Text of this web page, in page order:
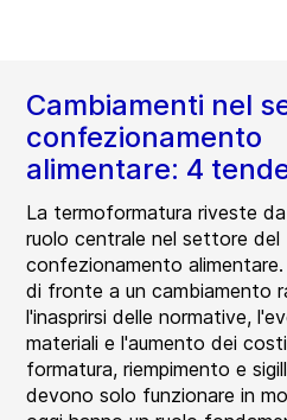
Cambiamenti nel
confezionamento
alimentare: 4
La termoformatura riveste
ruolo centrale nel settore del
confezionamento
di fronte a un cambiamento
l'inasprirsi delle normative,
materiali e l'aumento dei
formatura, riempimento e
devono solo funzionare in